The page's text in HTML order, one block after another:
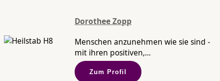
Dorothee Zopp
Menschen anzunehmen wie sie sind -
mit ihren positiven,...
Zum Profil